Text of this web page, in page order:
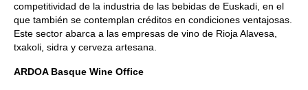
competitividad de la industria de las bebidas de Euskadi, en el
que también se contemplan créditos en condiciones ventajosas.
Este sector abarca a las empresas de vino de Rioja Alavesa,
txakoli, sidra y cerveza artesana.
ARDOA Basque Wine Office